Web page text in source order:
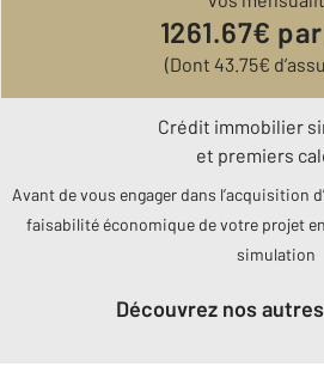
1261.67€
(Dont 43.75€
Crédit immobilier
et premiers
Avant de vous engager dans l’acquisition
faisabilité économique de votre projet
simulation
Découvrez nos